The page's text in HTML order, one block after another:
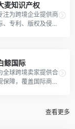
麦知识产权
注为跨境企业提供商
、专利、版权及侵权
鲸国际
全球跨境卖家提供合
保障，覆盖国际商
查看更多